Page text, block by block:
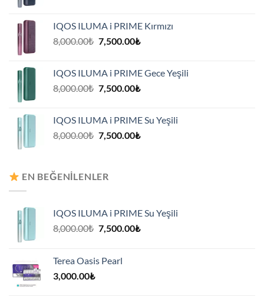
7,500.00₺.
IQOS ILUMA i PRIME Kırmızı
8,000.00₺ Orijinal
7,500.00₺Şu
7,500.00₺.
IQOS ILUMA i PRIME Gece Yeşili
8,000.00₺ Orijinal
7,500.00₺Şu
7,500.00₺.
IQOS ILUMA i PRIME Su Yeşili
8,000.00₺ Orijinal
7,500.00₺Şu
EN BEĞENILENLER
IQOS ILUMA i PRIME Su Yeşili
8,000.00₺ Orijinal
7,500.00₺Şu
Terea Oasis Pearl
3,000.00₺